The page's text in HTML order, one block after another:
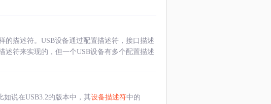
的描述符。USB设备通过配置描述符，接口描述
述符来实现的，但一个USB设备有多个配置描述
说在USB3.2的版本中，其设备描述符中的